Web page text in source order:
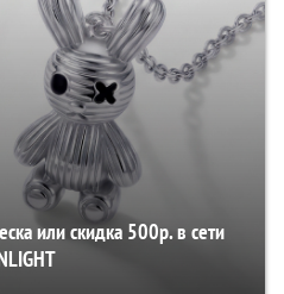
или скидка 500р. в сети